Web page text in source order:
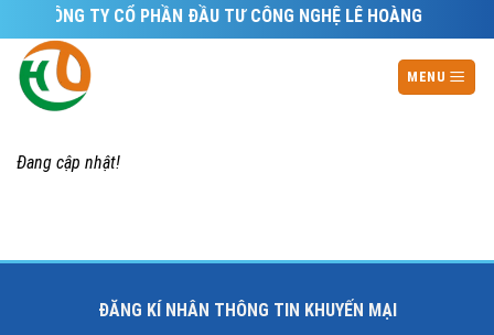
to
content
CÔNG TY CỔ PHẦN ĐẦU TƯ CÔNG NGHỆ LÊ HOÀNG
MENU
Đang cập nhật!
ĐĂNG KÍ NHÂN THÔNG TIN KHUYẾN MẠI